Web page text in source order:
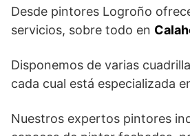
Desde pintores Logroño
servicios, sobre todo en
Disponemos de varias
cada cual está especializada
Nuestros expertos pintores